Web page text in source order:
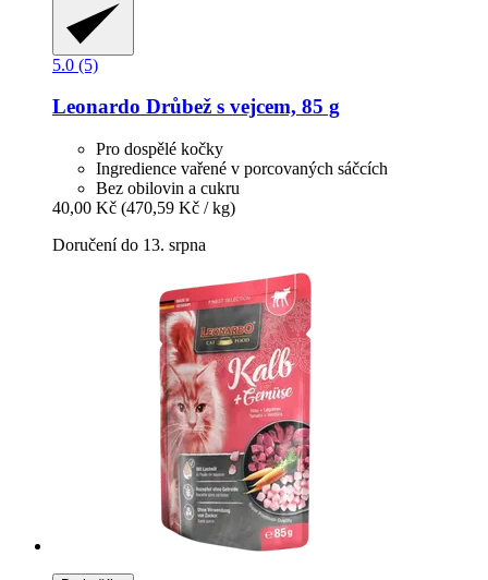
5.0 (5)
Leonardo Drůbež s vejcem, 85 g
Pro dospělé kočky
Ingredience vařené v porcovaných sáčcích
Bez obilovin a cukru
40,00 Kč (470,59 Kč / kg)
Doručení do 13. srpna